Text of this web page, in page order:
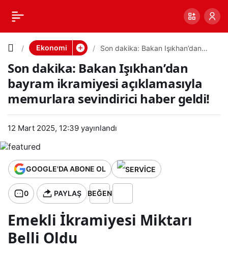
Ekonomi
Son dakika: Bakan Işıkhan’dan
memurlara sevindirici haber geldi!
Son dakika: Bakan Işıkhan’dan
bayram ikramiyesi açıklamasıyla
memurlara sevindirici haber geldi!
12 Mart 2025, 12:39 yayınlandı
GOOGLE'DA ABONE OL
0 PAYLAŞ BEĞEN
Emekli İkramiyesi Miktarı
Belli Oldu
Son
dakika:
Bakan
Işıkhan’da
n bayram
i
ıyla
PAYLAŞ